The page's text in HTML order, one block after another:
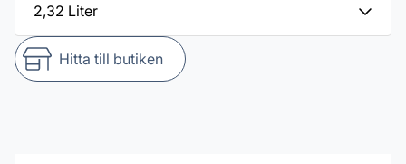
Hitta till butiken